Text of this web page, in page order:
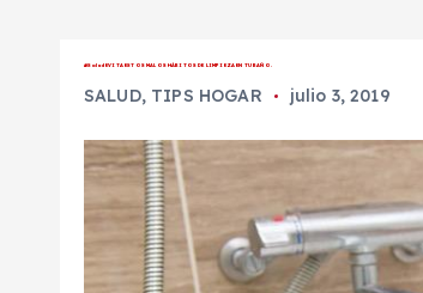
#Salud EVITA ESTOS MALOS HÁBITOS DE LIMPIEZA EN TU BAÑO.
SALUD, TIPS HOGAR julio 3, 2019